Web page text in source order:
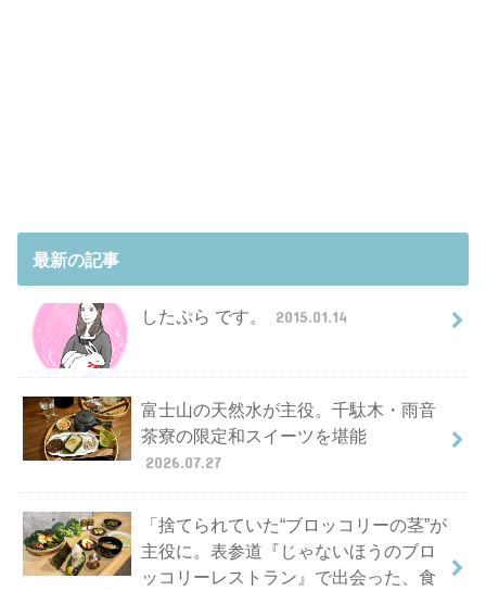
最新の記事
したぷら です。 2015.01.14
富士山の天然水が主役。千駄木・雨音
茶寮の限定和スイーツを堪能
2026.07.27
「捨てられていた“ブロッコリーの茎”が
主役に。表参道『じゃないほうのブロ
ッコリーレストラン』で出会った、食